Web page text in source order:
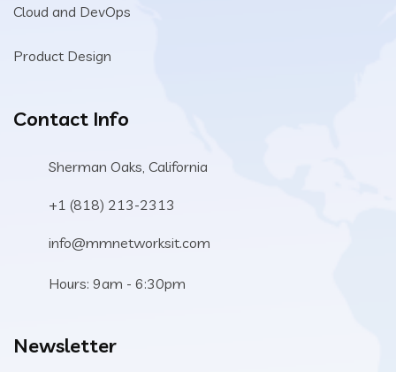
Cloud and DevOps
Product Design
Contact Info
Sherman Oaks, California
+1 (818) 213-2313
info@mmnetworksit.com
Hours: 9am - 6:30pm
Newsletter